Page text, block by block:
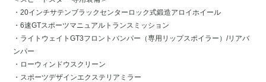
・20インチサテンブラックセンターロック式鍛造アロイホイール
・6速GTスポーツマニュアルトランスミッション
・ライトウェイトGT3フロントバンパー（専用リップスポイラー）/リアバ
ンパー
・ローウィンドウスクリーン
・スポーツデザインエクステリアミラー